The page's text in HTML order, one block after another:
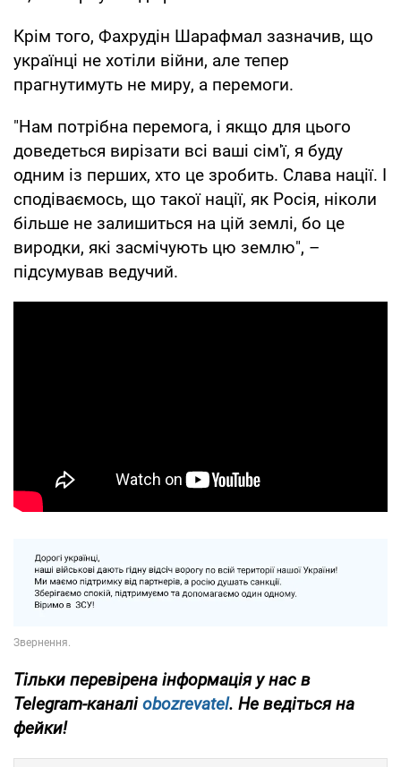
Крім того, Фахрудін Шарафмал зазначив, що
українці не хотіли війни, але тепер
прагнутимуть не миру, а перемоги.
"Нам потрібна перемога, і якщо для цього
доведеться вирізати всі ваші сім'ї, я буду
одним із перших, хто це зробить. Слава нації. І
сподіваємось, що такої нації, як Росія, ніколи
більше не залишиться на цій землі, бо це
виродки, які засмічують цю землю", –
підсумував ведучий.
Тільки перевірена інформація у нас в
Telegram-каналіobozrevatel. Не ведіться на
фейки!